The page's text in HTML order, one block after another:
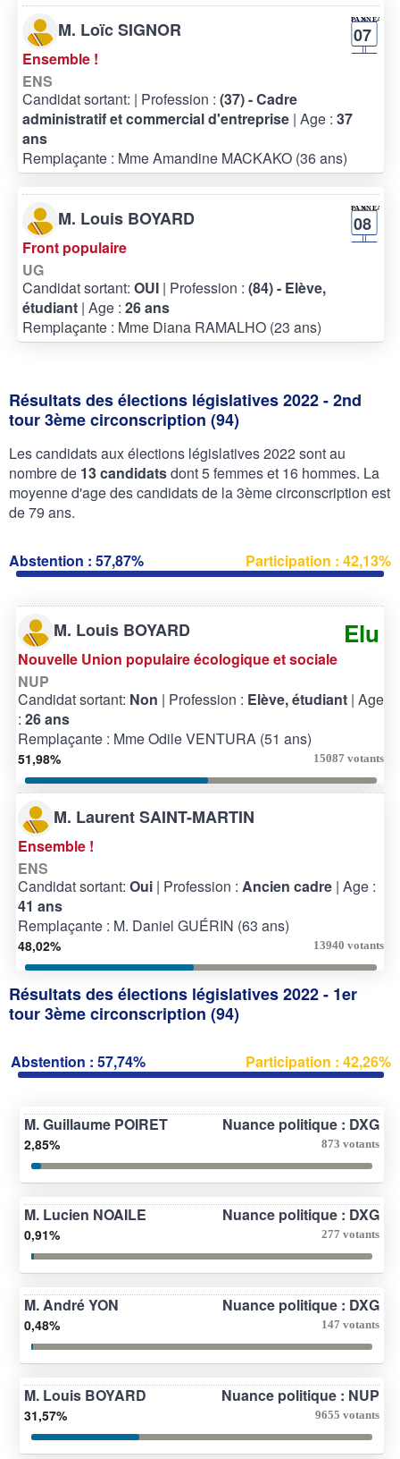
M. Loïc SIGNOR 07
Ensemble !
ENS
Candidat sortant: | Profession : (37) - Cadre
administratif et commercial d'entreprise | Age : 37
ans
Remplaçante : Mme Amandine MACKAKO (36 ans)
M. Louis BOYARD 08
Front populaire
UG
Candidat sortant: OUI | Profession : (84) - Elève,
étudiant | Age : 26 ans
Remplaçante : Mme Diana RAMALHO (23 ans)
Résultats des élections législatives 2022 - 2nd
tour 3ème circonscription (94)
Les candidats aux élections législatives 2022 sont au
nombre de 13 candidatsdont 5 femmes et 16 hommes. La
moyenne d'age des candidats de la 3ème circonscription est
de 79 ans.
Abstention : 57,87% Participation : 42,13%
M. Louis BOYARD Elu
Nouvelle Union populaire écologique et sociale
NUP
Candidat sortant: Non | Profession : Elève, étudiant | Age
: 26 ans
Remplaçante : Mme Odile VENTURA (51 ans)
51,98% 15087 votants
M. Laurent SAINT-MARTIN
Ensemble !
ENS
Candidat sortant: Oui | Profession : Ancien cadre | Age :
41 ans
Remplaçante : M. Daniel GUÉRIN (63 ans)
48,02% 13940 votants
Résultats des élections législatives 2022 - 1er
tour 3ème circonscription (94)
Abstention : 57,74% Participation : 42,26%
M. Guillaume POIRET Nuance politique : DXG
2,85% 873 votants
M. Lucien NOAILE Nuance politique : DXG
0,91% 277 votants
M. André YON Nuance politique : DXG
0,48% 147 votants
M. Louis BOYARD Nuance politique : NUP
31,57% 9655 votants